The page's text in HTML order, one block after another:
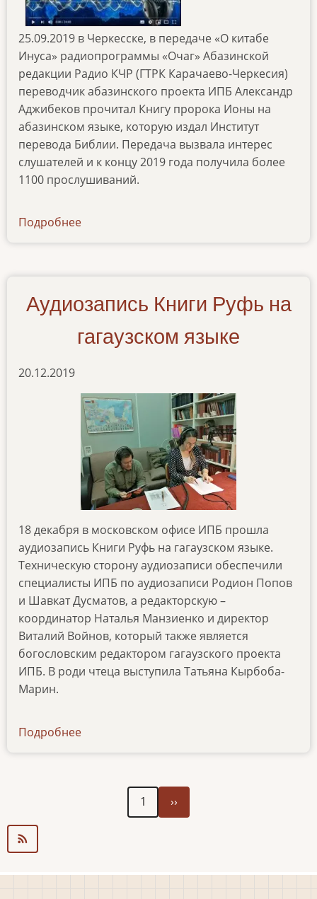
25.09.2019 в Черкесске, в передаче «О китабе
Инуса» радиопрограммы «Очаг» Абазинской
редакции Радио КЧР (ГТРК Карачаево-Черкесия)
переводчик абазинского проекта ИПБ Александр
Аджибеков прочитал Книгу пророка Ионы на
абазинском языке, которую издал Институт
перевода Библии. Передача вызвала интерес
слушателей и к концу 2019 года получила более
1100 прослушиваний.
Подробнее
0120
Аудиозапись Книги Руфь на
гагаузском языке
20.12.2019
18 декабря в московском офисе ИПБ прошла
аудиозапись Книги Руфь на гагаузском языке.
Техническую сторону аудиозаписи обеспечили
специалисты ИПБ по аудиозаписи Родион Попов
и Шавкат Дусматов, а редакторскую –
координатор Наталья Манзиенко и директор
Виталий Войнов, который также является
богословским редактором гагаузского проекта
ИПБ. В роди чтеца выступила Татьяна Кырбоба-
Марин.
Подробнее
страниц
1
страница
››